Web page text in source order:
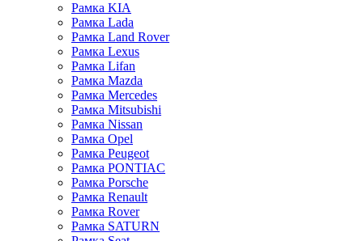
Рамка KIA
Рамка Lada
Рамка Land Rover
Рамка Lexus
Рамка Lifan
Рамка Mazda
Рамка Mercedes
Рамка Mitsubishi
Рамка Nissan
Рамка Opel
Рамка Peugeot
Рамка PONTIAC
Рамка Porsche
Рамка Renault
Рамка Rover
Рамка SATURN